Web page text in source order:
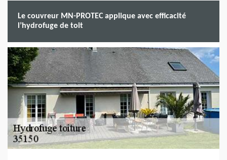
Le couvreur MN-PROTEC applique avec efficacité
l’hydrofuge de toit